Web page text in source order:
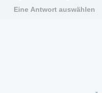
Eine Antwort auswählen